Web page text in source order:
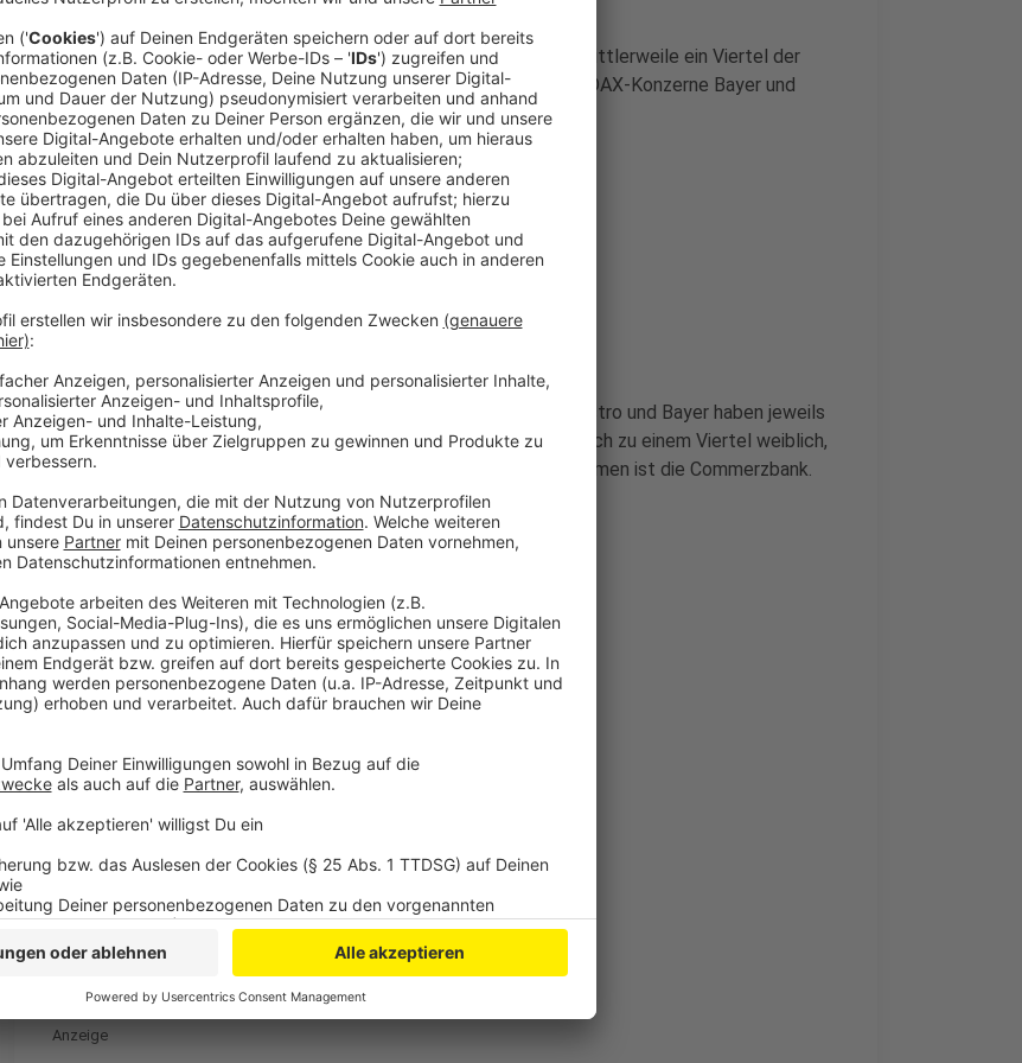
Eine aktuelle Analyse der Agentur Russell Reynolds zeigt, dass mittlerweile ein Viertel der
Vorstände der DAX-Unternehmen weiblich ist. Die Leverkusener DAX-Konzerne Bayer und
Covestro haben jedoch noch Nachholbedarf.
Anzeige
Commerzbank ist Spitzenreiter
Anzeige
Das zeigt eine Erhebung von der Agentur Russell Reynolds. Covestro und Bayer haben jeweils
eine Frau in ihrem Vorstand. Bei Covestro ist der Vorstand also auch zu einem Viertel weiblich,
bei Bayer sind es nur 17 Prozent. Spitzenreiter der DAX-Unternehmen ist die Commerzbank.
Dort arbeiten drei Männer und drei Frauen im Vorstand.
Anzeige
Weitere Meldungen aus Leverkusen
Anzeige
Fortschritte beim Bau der Leverkusener Rheinbrücke
Anzeige